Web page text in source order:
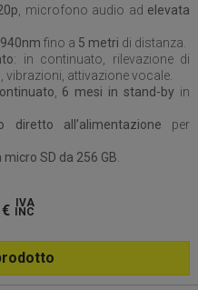
, microfono audio ad elevata
fino a 5 metri di distanza.
: in continuato, rilevazione di
attivazione vocale.
6 mesi in stand-by in
diretto all’alimentazione per
SD da 256 GB
€ IVA
INC